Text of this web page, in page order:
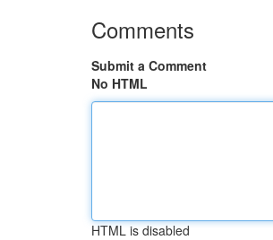
Comments
Submit a Comment
No HTML
HTML is disabled